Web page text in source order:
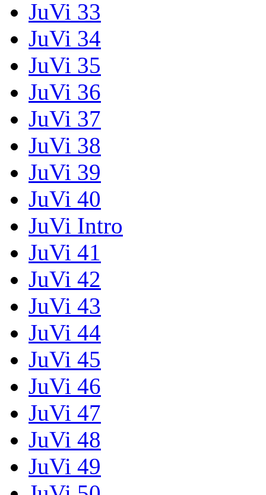
JuVi 33
JuVi 34
JuVi 35
JuVi 36
JuVi 37
JuVi 38
JuVi 39
JuVi 40
JuVi Intro
JuVi 41
JuVi 42
JuVi 43
JuVi 44
JuVi 45
JuVi 46
JuVi 47
JuVi 48
JuVi 49